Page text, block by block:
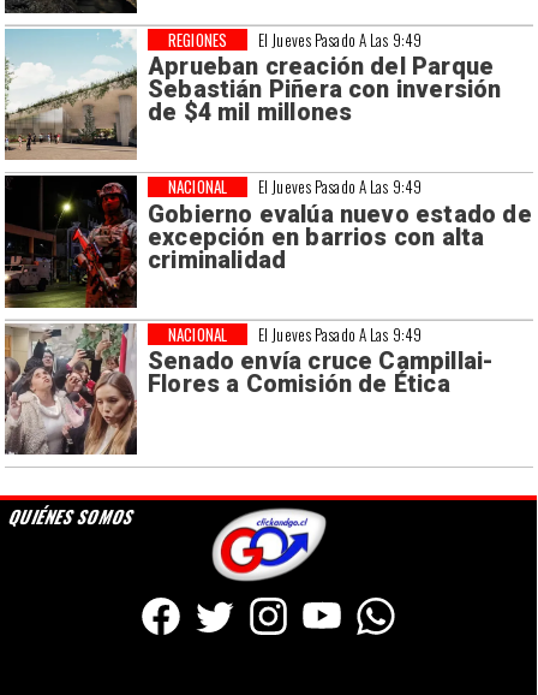
El Jueves Pasado A Las 9:49
Aprueban creación del Parque
Sebastián Piñera con inversión
de $4 mil millones
REGIONES
El Jueves Pasado A Las 9:49
Gobierno evalúa nuevo estado de
excepción en barrios con alta
criminalidad
NACIONAL
El Jueves Pasado A Las 9:49
Senado envía cruce Campillai-
Flores a Comisión de Ética
NACIONAL
QUIÉNES SOMOS